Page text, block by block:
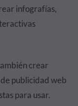
infografías,
crear
de publicidad web
para usar.